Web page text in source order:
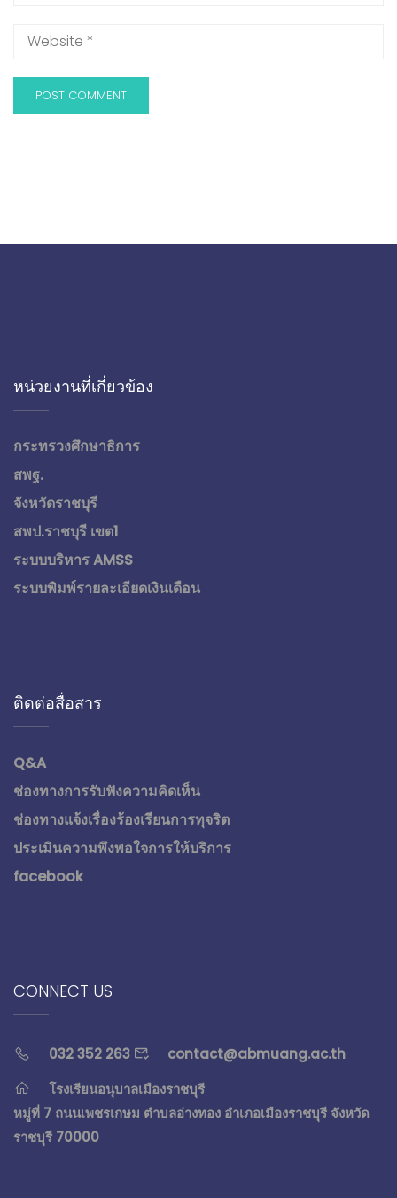
หน่วยงานที่เกี่ยวข้อง
กระทรวงศึกษาธิการ
สพฐ.
จังหวัดราชบุรี
สพป.ราชบุรี เขต1
ระบบบริหาร AMSS
ระบบพิมพ์รายละเอียดเงินเดือน
ติดต่อสื่อสาร
Q&A
ช่องทางการรับฟังความคิดเห็น
ช่องทางแจ้งเรื่องร้องเรียนการทุจริต
ประเมินความพึงพอใจการให้บริการ
facebook
CONNECT US
032 352 263
contact@abmuang.ac.th
โรงเรียนอนุบาลเมืองราชบุรี
หมู่ที่ 7 ถนนเพชรเกษม ตำบลอ่างทอง อำเภอเมืองราชบุรี จังหวัด
ราชบุรี 70000